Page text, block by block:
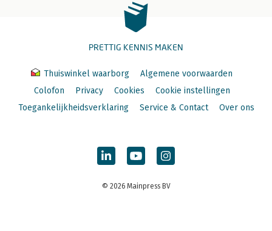
PRETTIG KENNIS MAKEN
Thuiswinkel waarborg
Algemene voorwaarden
Colofon
Privacy Cookies
Cookie instellingen
Toegankelijkheidsverklaring
Service & Contact Over ons
© 2026 Mainpress BV